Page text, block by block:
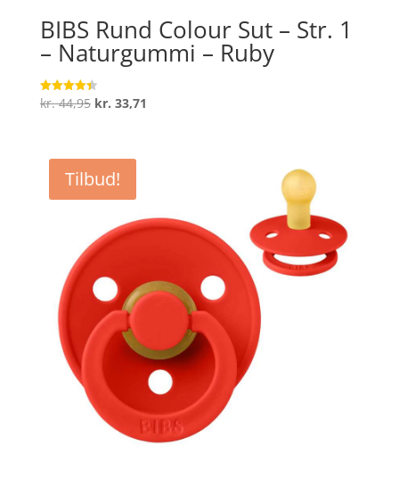
BIBS Rund Colour Sut – Str. 1
– Naturgummi – Ruby
Vurderet
4.4
kr.44,95 Den
var:
kr. 44,95.
kr. 33,71
Tilbud!